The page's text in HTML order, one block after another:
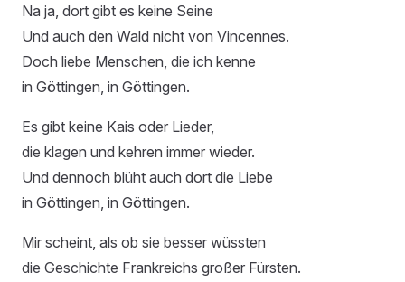
Na ja, dort gibt es keine Seine
Und auch den Wald nicht von Vincennes.
Doch liebe Menschen, die ich kenne
in Göttingen, in Göttingen.
Es gibt keine Kais oder Lieder,
die klagen und kehren immer wieder.
Und dennoch blüht auch dort die Liebe
in Göttingen, in Göttingen.
Mir scheint, als ob sie besser wüssten
die Geschichte Frankreichs großer Fürsten.